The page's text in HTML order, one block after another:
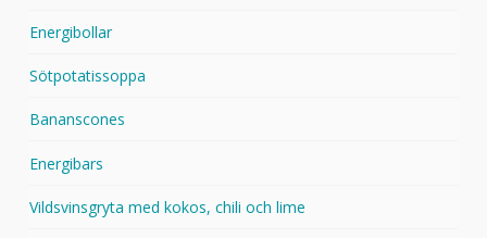
Energibollar
Sötpotatissoppa
Bananscones
Energibars
Vildsvinsgryta med kokos, chili och lime